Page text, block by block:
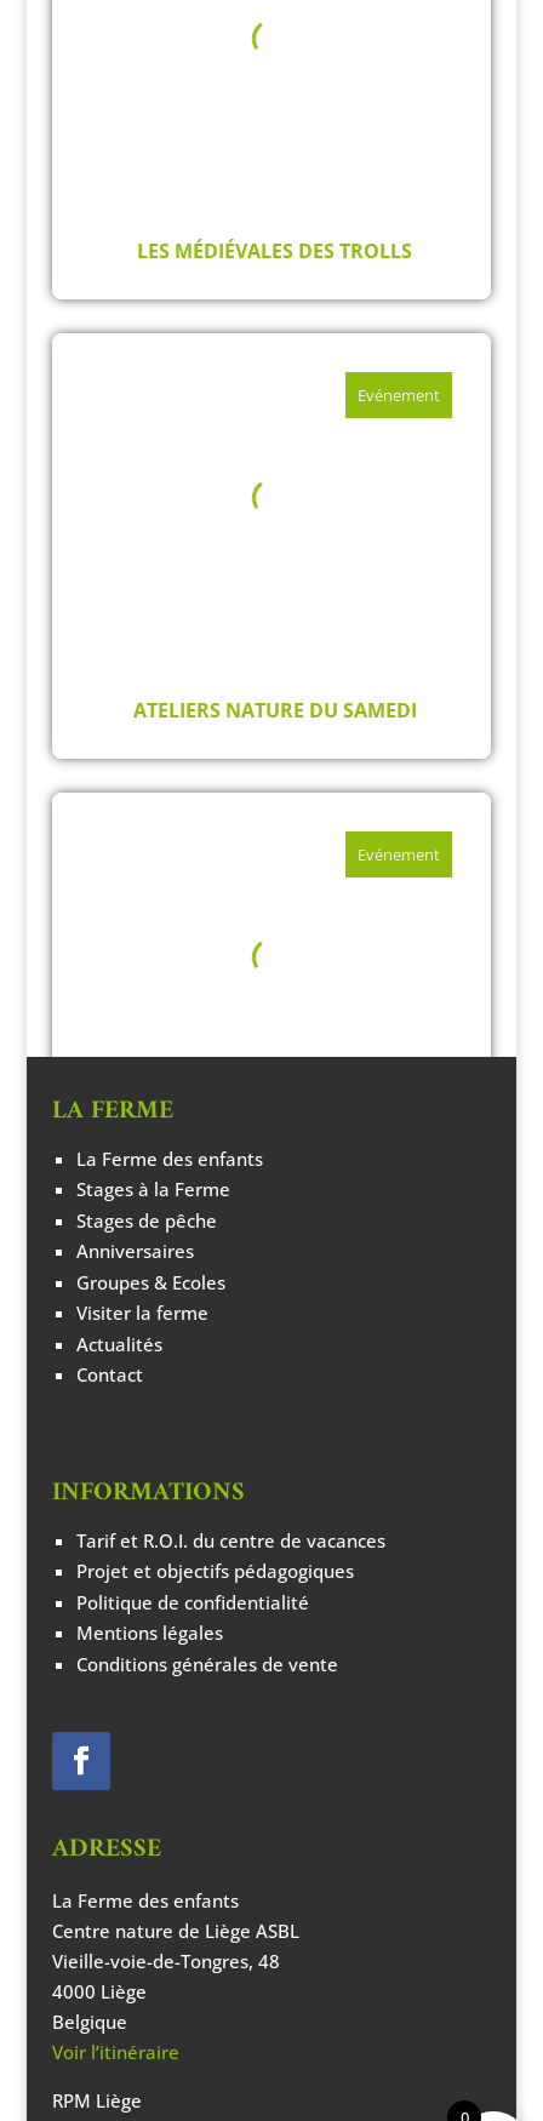
LES MÉDIÉVALES DES TROLLS
Evénement
ATELIERS NATURE DU SAMEDI
Evénement
MERCREDIS À LA FERME
LA FERME
La Ferme des enfants
Stages à la Ferme
Stages de pêche
Anniversaires
Groupes & Ecoles
Visiter la ferme
Actualités
Contact
INFORMATIONS
Tarif et R.O.I. du centre de vacances
Projet et objectifs pédagogiques
Politique de confidentialité
Mentions légales
Conditions générales de vente
ADRESSE
La Ferme des enfants
Centre nature de Liège ASBL
Vieille-voie-de-Tongres, 48
4000 Liège
Belgique
Voir l’itinéraire
RPM Liège